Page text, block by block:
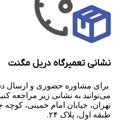
نشانی تعمیرگاه دریل مگنت
برای مشاوره حضوری و ارسال
می‌توانید به نشانی زیر مراجعه
تهران، خیابان امام خمینی، کوچه
طبقه اول، پلاک ۲۴.